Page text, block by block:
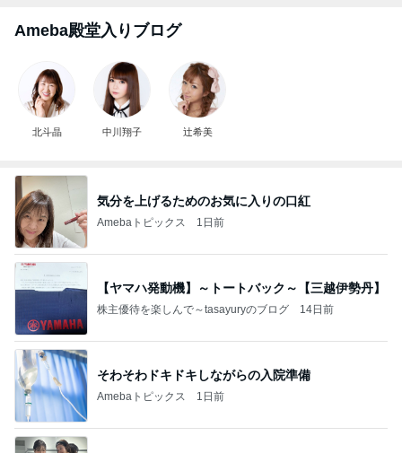
Ameba殿堂入りブログ
北斗晶 中川翔子 辻希美
気分を上げるためのお気に入りの口紅
Amebaトピックス 1日前
【ヤマハ発動機】～トートバック～【三越伊勢丹】
株主優待を楽しんで～tasayuryのブログ 14日前
そわそわドキドキしながらの入院準備
Amebaトピックス 1日前